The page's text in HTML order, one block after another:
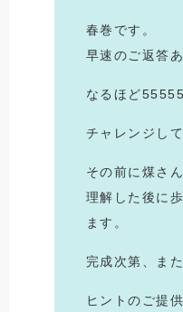
春巻です。
早速のご返答
なるほど
チャレンジし
その前に煤さ
理解した後に
ます。
完成次第、ま
ヒントのご提